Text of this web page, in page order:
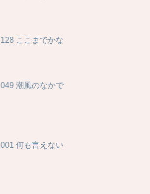
128 ここまでかな
049 潮風のなかで
001 何も言えない